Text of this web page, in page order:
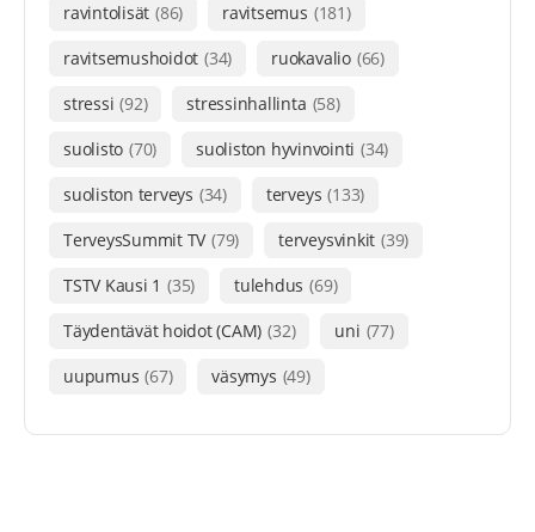
ravintolisät (86) ravitsemus (181)
ravitsemushoidot (34) ruokavalio (66)
stressi (92) stressinhallinta (58)
suolisto (70) suoliston hyvinvointi (34)
suoliston terveys (34) terveys (133)
TerveysSummit TV (79) terveysvinkit (39)
TSTV Kausi 1 (35) tulehdus (69)
Täydentävät hoidot (CAM) (32) uni (77)
uupumus (67) väsymys (49)